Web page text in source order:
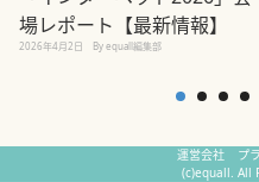
場レポート【最新情報】
2026年4月2日 By equall編集部
運営会社
プ
(c)equall. All